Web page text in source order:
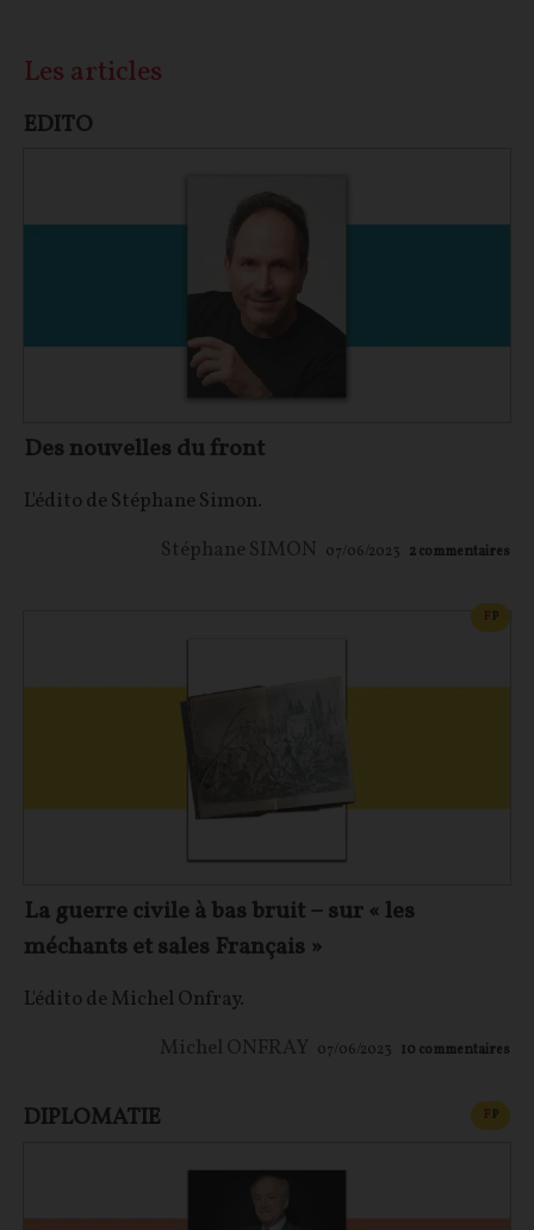
Les articles
EDITO
Des nouvelles du front
L'édito de Stéphane Simon.
Stéphane SIMON 07/06/2023 2commentaires
FP
La guerre civile à bas bruit – sur « les
méchants et sales Français »
L'édito de Michel Onfray.
Michel ONFRAY 07/06/2023 10 commentaires
DIPLOMATIE FP